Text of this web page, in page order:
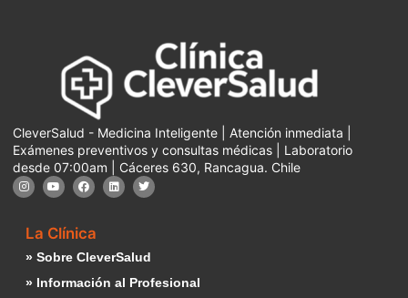
CleverSalud - Medicina Inteligente | Atención inmediata |
Exámenes preventivos y consultas médicas | Laboratorio
desde 07:00am | Cáceres 630, Rancagua. Chile
La Clínica
» Sobre CleverSalud
» Información al Profesional